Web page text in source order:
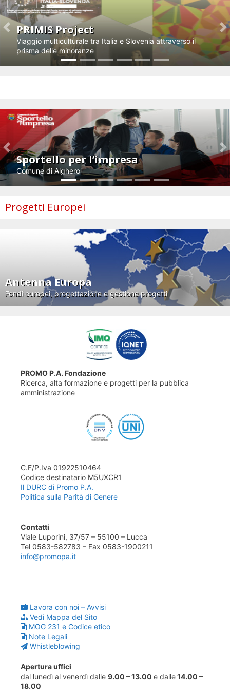
PRIMIS Project
Viaggio multiculturale tra Italia e Slovenia attraverso il
prisma delle minoranze
Previous
Sportello per l’impresa
Comune di Alghero
Previous
Progetti Europei
Antenna Europa
Fondi europei, progettazione e gestione progetti
PROMO P.A. Fondazione
Ricerca, alta formazione e progetti per la pubblica
amministrazione
C.F/P.Iva 01922510464
Codice destinatario M5UXCR1
Il DURC di Promo P.A.
Politica sulla Parità di Genere
Contatti
Viale Luporini, 37/57 – 55100 – Lucca
Tel 0583-582783 – Fax 0583-1900211
info@promopa.it
Lavora con noi – Avvisi
Vedi Mappa del Sito
MOG 231 e Codice etico
Note Legali
Whistleblowing
Apertura uffici
dal lunedì al venerdì dalle 9.00 – 13.00 e dalle14.00 –
18.00